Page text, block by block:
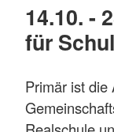
14.10. -
für
Primär ist die